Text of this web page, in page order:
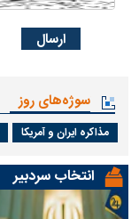
سوژه‌های روز
مذاکره ایران و آمریکا
انتخاب سردبیر